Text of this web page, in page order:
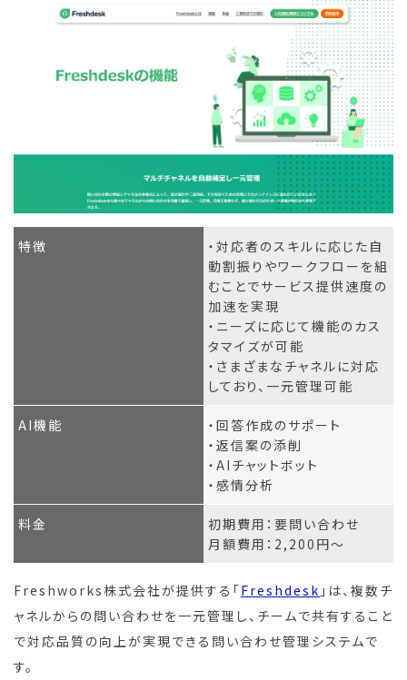
特徴
・対応者のスキルに応じた自
動割振りやワークフローを組
むことでサービス提供速度の
加速を実現
・ニーズに応じて機能のカス
タマイズが可能
・さまざまなチャネルに対応
しており、一元管理可能
AI機能
・回答作成のサポート
・返信案の添削
・AIチャットボット
・感情分析
料金
初期費用：要問い合わせ
月額費用：2,200円～
Freshworks株式会社が提供する「Freshdesk 」は、複数チ
ャネルからの問い合わせを一元管理し、チームで共有すること
で対応品質の向上が実現できる問い合わせ管理システムで
す。